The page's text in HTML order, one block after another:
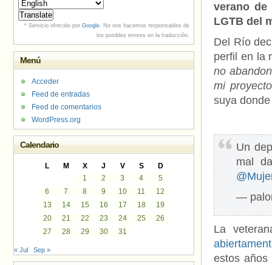
verano de
LGTB del
Del Río
perfil en la
no
mi
suya
Un
mal
—
La
estos
* Servicio ofrecido por Google. No nos hacemos responsables de
los posibles errores en la traducción.
Menú
Acceder
Feed de entradas
Feed de comentarios
WordPress.org
Calendario
L M X J V S
D
1
2 3 4
5
6
7 8 9 10 11
12
13
14 15 16 17 18
19
20
21 22 23 24 25
26
27
28 29 30 31
« Jul Sep »